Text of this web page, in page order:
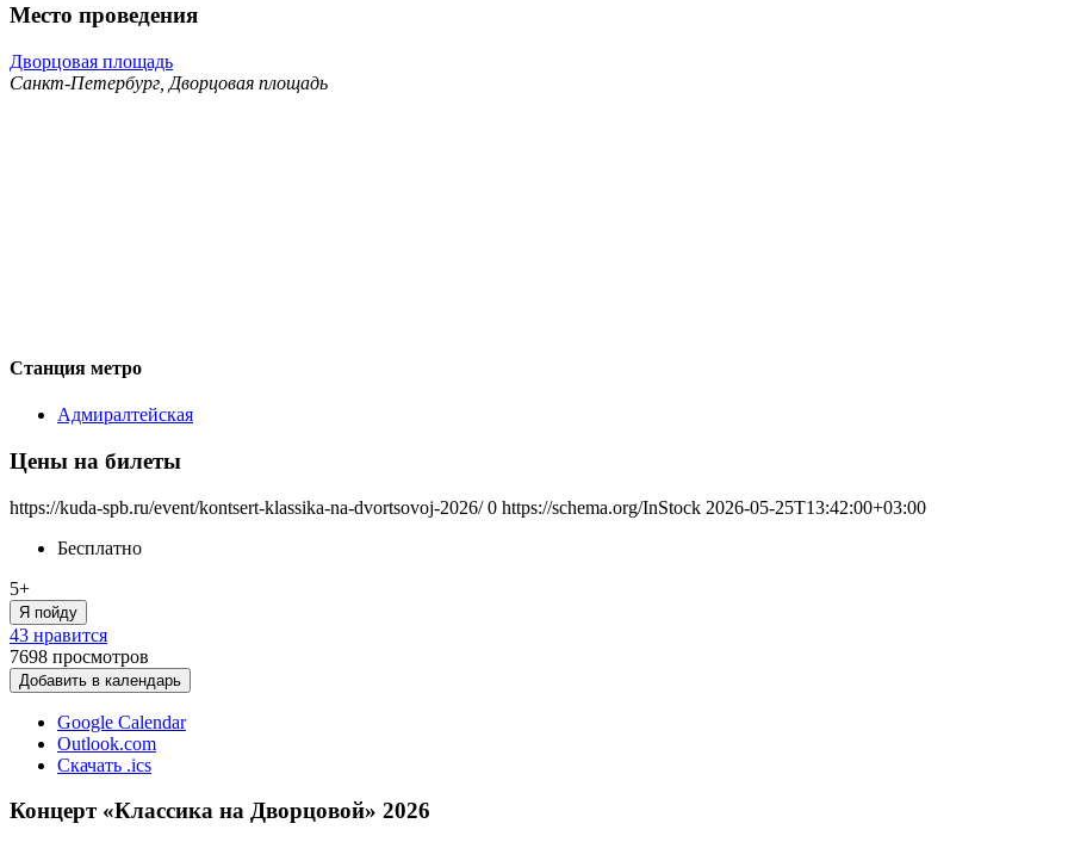
Место проведения
Дворцовая площадь
Санкт-Петербург, Дворцовая площадь
Станция метро
Адмиралтейская
Цены на билеты
https://kuda-spb.ru/event/kontsert-klassika-na-dvortsovoj-2026/ 0 https://schema.org/InStock 2026-05-25T13:42:00+03:00
Бесплатно
5+
Я пойду
43 нравится
7698 просмотров
Добавить в календарь
Google Calendar
Outlook.com
Скачать .ics
Концерт «Классика на Дворцовой» 2026